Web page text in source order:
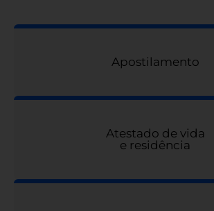
Apostilamento
Atestado de vida
e residência